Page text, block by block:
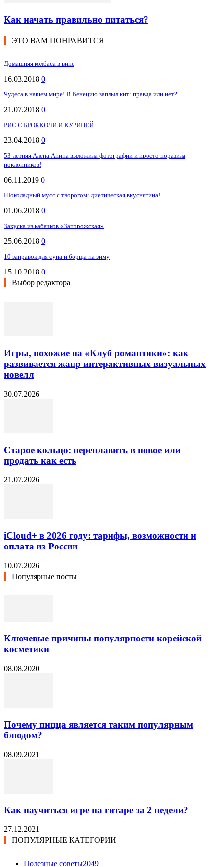
Как начать правильно питаться?
ЭТО ВАМ ПОНРАВИТСЯ
Домашняя колбаса в вине
16.03.2018 0
Чудеса в нашем мире! В Венецию заплыл кит: правда или нет?
21.07.2018 0
РИС С БРОККОЛИ И КУРИЦЕЙ
23.04.2018 0
53-летняя Алена Апина выложила фотографии и просто поразила
поклонников!
06.11.2019 0
Шоколадный мусс с творогом: диетическая вкуснятина!
01.06.2018 0
Закуска из кабачков «Запорожская»
25.06.2018 0
10 заправок для супа и борща на зиму
15.10.2018 0
Выбор редактора
Игры, похожие на «Клуб романтики»: как
развивается жанр интерактивных визуальных
новелл
30.07.2026
Старое кольцо: переплавить в новое или
продать как есть
21.07.2026
iCloud+ в 2026 году: тарифы, возможности и
оплата из России
10.07.2026
Популярные посты
Ключевые причины популярности корейской
косметики
08.08.2020
Почему пицца является таким популярным
блюдом?
08.09.2021
Как научиться игре на гитаре за 2 недели?
27.12.2021
ПОПУЛЯРНЫЕ КАТЕГОРИИ
Полезные советы2049